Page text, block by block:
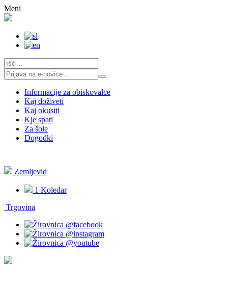
Skoči
na
Meni
Informacije za obiskovalce
Kaj doživeti
Kaj okusiti
Kje spati
Za šole
Dogodki
Zemljevid
1 Koledar
Trgovina